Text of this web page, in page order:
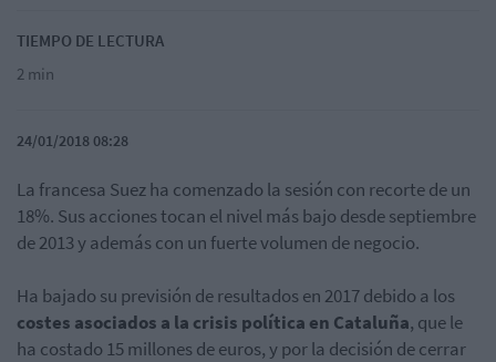
TIEMPO DE LECTURA
2 min
24/01/2018 08:28
La francesa Suez ha comenzado la sesión con recorte de un
18%. Sus acciones tocan el nivel más bajo desde septiembre
de 2013 y además con un fuerte volumen de negocio.
Ha bajado su previsión de resultados en 2017 debido a los
costes asociados a la crisis política en Cataluña, que le
ha costado 15 millones de euros, y por la decisión de cerrar